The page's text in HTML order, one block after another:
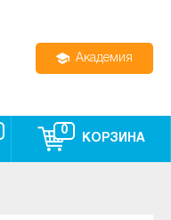
Академия
0
КОРЗИНА